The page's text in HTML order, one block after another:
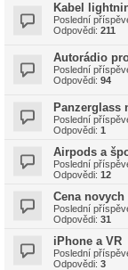
Kabel
Poslední
Odpovědi: 211
Autorádio
Poslední
Odpovědi: 94
Panzerglass
Poslední
Odpovědi: 1
Airpods a
Poslední
Odpovědi: 12
Cena
Poslední
Odpovědi: 31
iPhone a VR
Poslední
Odpovědi: 3